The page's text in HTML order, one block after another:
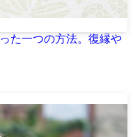
た一つの方法。復縁や